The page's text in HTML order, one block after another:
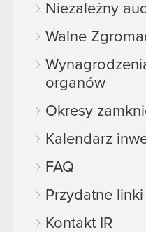
Niezależny
Walne
organów
Okresy
Kalendarz
FAQ
Przydatne linki
Kontakt IR